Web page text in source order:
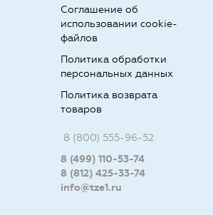
Соглашение об
использовании cookie-
файлов
Политика обработки
персональных данных
Политика возврата
товаров
8 (800) 555-96-52
8 (499) 110-53-74
8 (812) 425-33-74
info@tze1.ru